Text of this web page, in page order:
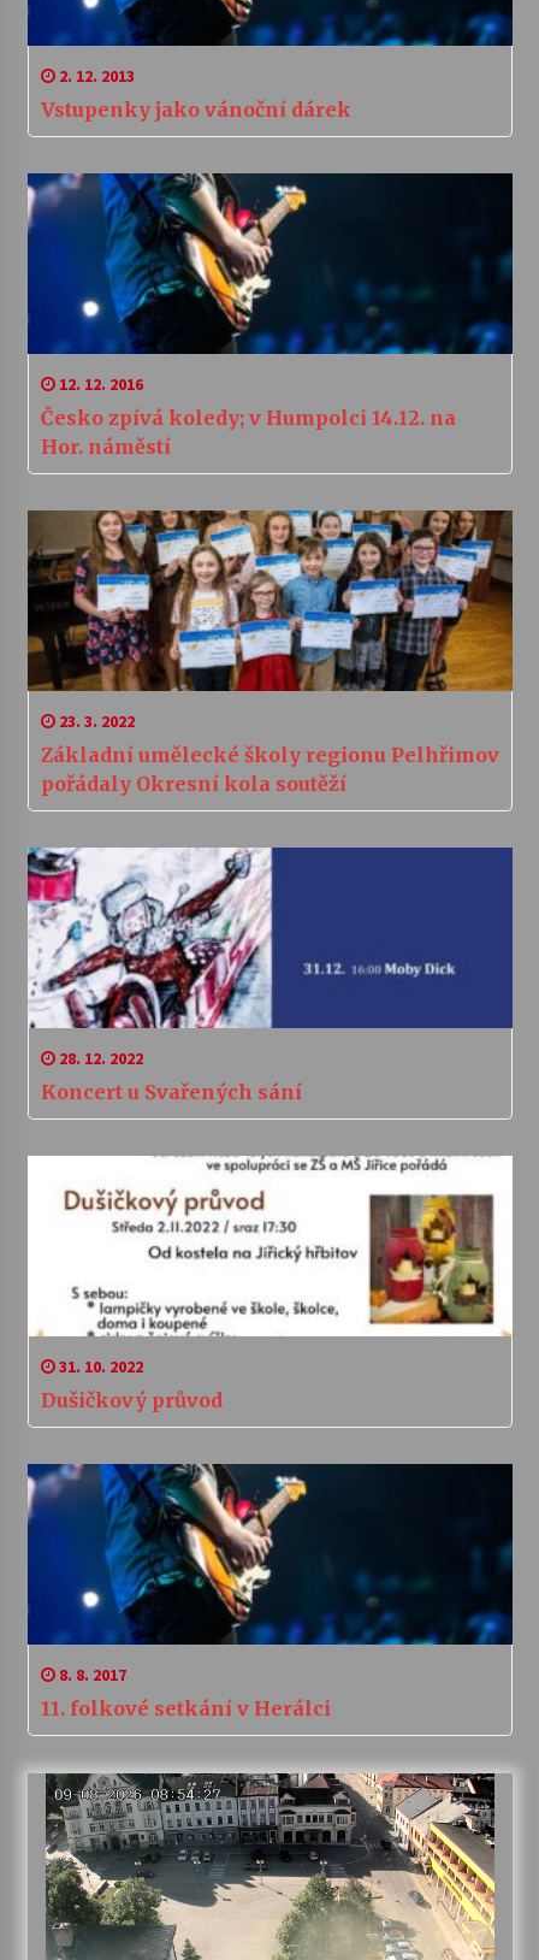
2. 12. 2013
Vstupenky jako vánoční dárek
12. 12. 2016
Česko zpívá koledy; v Humpolci 14.12. na
Hor. náměstí
23. 3. 2022
Základní umělecké školy regionu Pelhřimov
pořádaly Okresní kola soutěží
28. 12. 2022
Koncert u Svařených sání
31. 10. 2022
Dušičkový průvod
8. 8. 2017
11. folkové setkání v Herálci